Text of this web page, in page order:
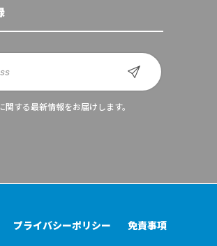
する最新情報をお届けします。
プライバシーポリシー 免責事項